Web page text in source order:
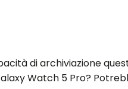
di archiviazione
Watch 5 Pro?